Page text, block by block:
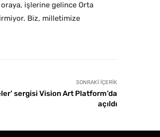
işlerine gelince Orta
Biz, milletimize
SONRAKI İÇERIK
sergisi Vision Art Platform’da
açıldı